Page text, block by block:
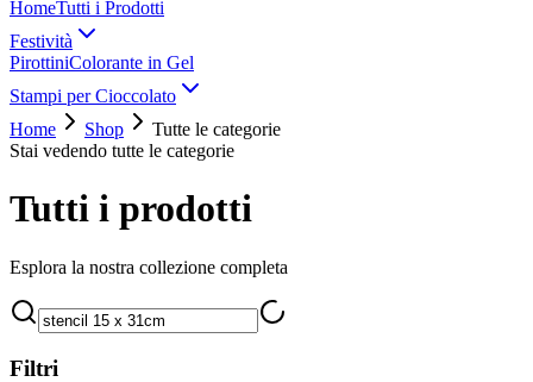
HomeTutti i Prodotti
Festività
PirottiniColorante in Gel
Stampi per Cioccolato
Home
Shop
Tutte le categorie
Stai vedendo tutte le categorie
Tutti i prodotti
Esplora la nostra collezione completa
Filtri